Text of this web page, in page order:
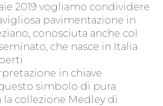
2019 vogliamo condividere
pavimentazione in
conosciuta anche col
che nasce in Italia
in chiave
simbolo di pura
la collezione Medley di